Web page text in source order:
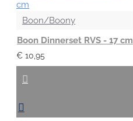
Boon/Boony
Boon Dinnerset RVS - 17 cm
€ 10,95